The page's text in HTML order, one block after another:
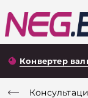
Конвертер